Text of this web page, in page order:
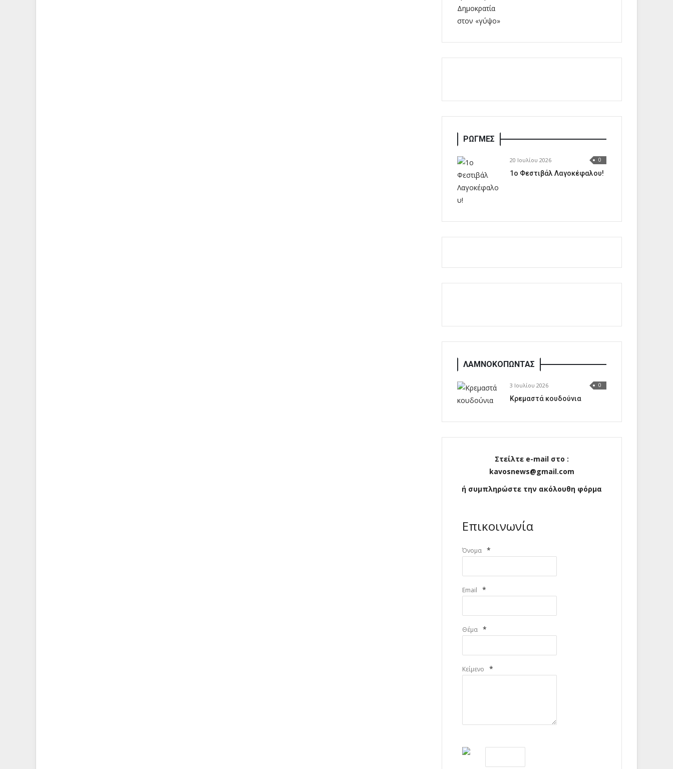
ΡΩΓΜΕΣ
20 Ιουλίου 2026 0
1o Φεστιβάλ Λαγοκέφαλου!
ΛΑΜΝΟΚΟΠΩΝΤΑΣ
3 Ιουλίου 2026 0
Κρεμαστά κουδούνια
Στείλτε e-mail στο :
kavosnews@gmail.com
ή συμπληρώστε την ακόλουθη φόρμα
Επικοινωνία
Όνομα *
Email *
Θέμα *
Κείμενο *